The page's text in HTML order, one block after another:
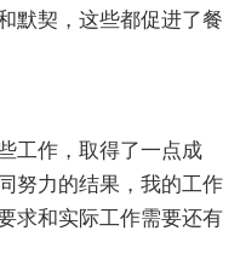
默契，这些都促进了餐
工作，取得了一点成
努力的结果，我的工作
求和实际工作需要还有